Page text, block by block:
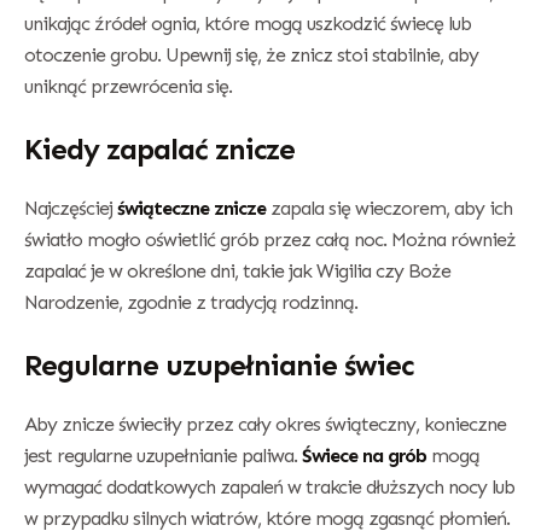
unikając źródeł ognia, które mogą uszkodzić świecę lub
otoczenie grobu. Upewnij się, że znicz stoi stabilnie, aby
uniknąć przewrócenia się.
Kiedy zapalać znicze
Najczęściej świąteczne zniczezapala się wieczorem, aby ich
światło mogło oświetlić grób przez całą noc. Można również
zapalać je w określone dni, takie jak Wigilia czy Boże
Narodzenie, zgodnie z tradycją rodzinną.
Regularne uzupełnianie świec
Aby znicze świeciły przez cały okres świąteczny, konieczne
jest regularne uzupełnianie paliwa. Świece na grób mogą
wymagać dodatkowych zapaleń w trakcie dłuższych nocy lub
w przypadku silnych wiatrów, które mogą zgasnąć płomień.